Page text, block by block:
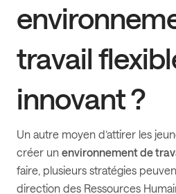
travail
innovant ?
Un autre moyen d’attirer les
créer un environnement de
faire, plusieurs stratégies
direction des Ressources